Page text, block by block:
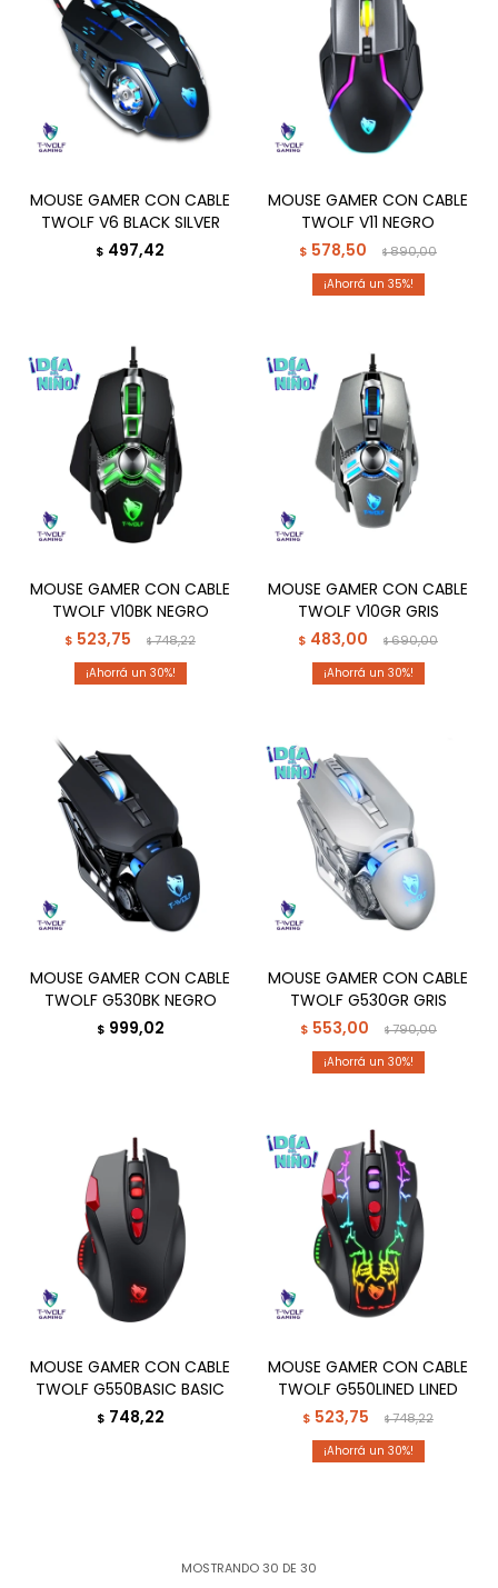
MOUSE GAMER CON CABLE
TWOLF V6 BLACK SILVER
$ 497,42
MOUSE GAMER CON CABLE
TWOLF V11 NEGRO
$ 578,50 $890,00
35
MOUSE GAMER CON CABLE
TWOLF V10BK NEGRO
$ 523,75 $748,22
30
MOUSE GAMER CON CABLE
TWOLF V10GR GRIS
$ 483,00 $690,00
30
MOUSE GAMER CON CABLE
TWOLF G530BK NEGRO
$ 999,02
MOUSE GAMER CON CABLE
TWOLF G530GR GRIS
$ 553,00 $790,00
30
MOUSE GAMER CON CABLE
TWOLF G550BASIC BASIC
$ 748,22
MOUSE GAMER CON CABLE
TWOLF G550LINED LINED
$ 523,75 $748,22
30
MOSTRANDO30 DE 30